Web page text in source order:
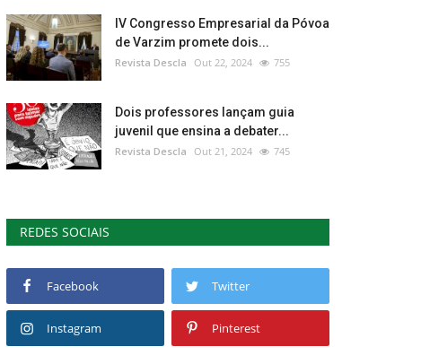
IV Congresso Empresarial da Póvoa
de Varzim promete dois...
Revista Descla Out 22, 2024 755
Dois professores lançam guia
juvenil que ensina a debater...
Revista Descla Out 21, 2024 745
REDES SOCIAIS
Facebook Twitter
Instagram Pinterest